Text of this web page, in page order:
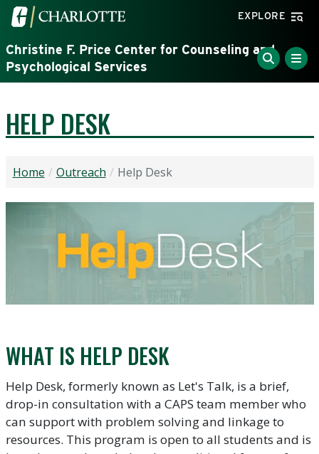
Skip to main content
Visit the University of North Carolina at Charlotte
EXPLORE
Christine F. Price Center for Counseling and
Psychological Services
HELP DESK
Home Outreach Help Desk
WHAT IS HELP DESK
Help Desk, formerly known as Let's Talk, is a brief,
drop-in consultation with a CAPS team member who
can support with problem solving and linkage to
resources. This program is open to all students and is